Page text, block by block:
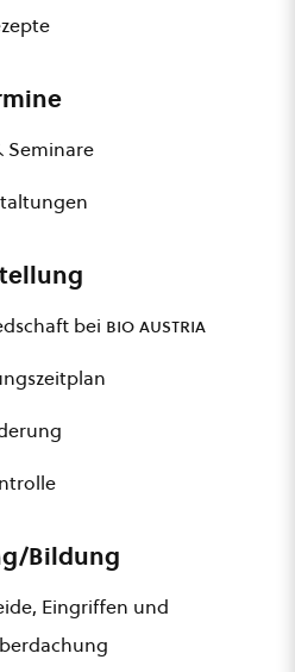
Seminare
bei bio austria
Bildung
Eingriffen und